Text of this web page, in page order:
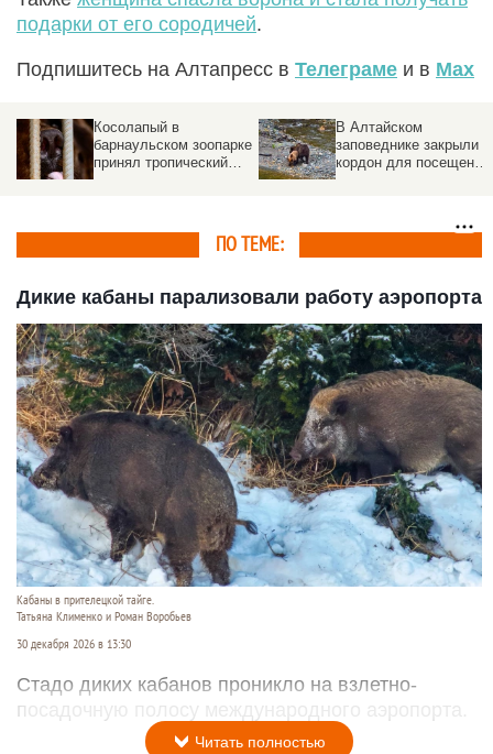
подарки от его сородичей.
Подпишитесь на Алтапресс в Телеграме и в Max
Косолапый в
барнаульском зоопарке
принял тропический
В Алтайском
заповеднике закрыли
кордон для посещений.
ПО ТЕМЕ:
Дикие кабаны парализовали работу аэропорта
Кабаны в прителецкой тайге.
Татьяна Клименко и Роман Воробьев
30 декабря 2026 в 13:30
Стадо диких кабанов проникло на взлетно-
посадочную полосу международного аэропорта.
Читать полностью